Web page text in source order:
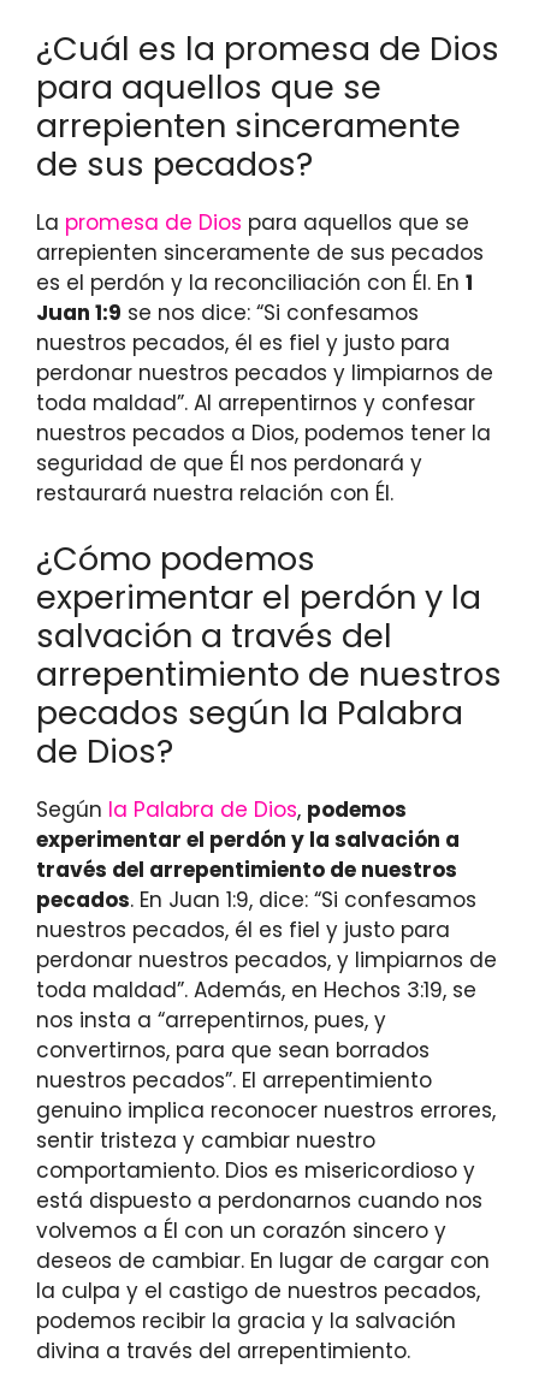
¿Cuál es la promesa de Dios
para aquellos que se
arrepienten sinceramente
de sus pecados?
La promesa de Dios para aquellos que se
arrepienten sinceramente de sus pecados
es el perdón y la reconciliación con Él. En 1
Juan 1:9 se nos dice: “Si confesamos
nuestros pecados, él es fiel y justo para
perdonar nuestros pecados y limpiarnos de
toda maldad”. Al arrepentirnos y confesar
nuestros pecados a Dios, podemos tener la
seguridad de que Él nos perdonará y
restaurará nuestra relación con Él.
¿Cómo podemos
experimentar el perdón y la
salvación a través del
arrepentimiento de nuestros
pecados según la Palabra
de Dios?
Según la Palabra de Dios, podemos
experimentar el perdón y la salvación a
través del arrepentimiento de nuestros
pecados. En Juan 1:9, dice: “Si confesamos
nuestros pecados, él es fiel y justo para
perdonar nuestros pecados, y limpiarnos de
toda maldad”. Además, en Hechos 3:19, se
nos insta a “arrepentirnos, pues, y
convertirnos, para que sean borrados
nuestros pecados”. El arrepentimiento
genuino implica reconocer nuestros errores,
sentir tristeza y cambiar nuestro
comportamiento. Dios es misericordioso y
está dispuesto a perdonarnos cuando nos
volvemos a Él con un corazón sincero y
deseos de cambiar. En lugar de cargar con
la culpa y el castigo de nuestros pecados,
podemos recibir la gracia y la salvación
divina a través del arrepentimiento.